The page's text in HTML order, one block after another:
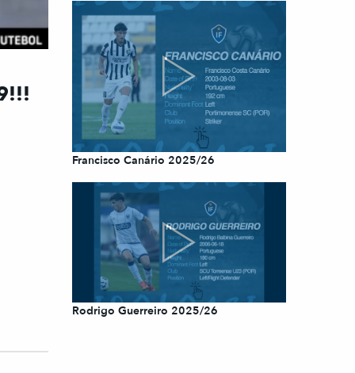
Francisco Canário 2025/26
Rodrigo Guerreiro 2025/26